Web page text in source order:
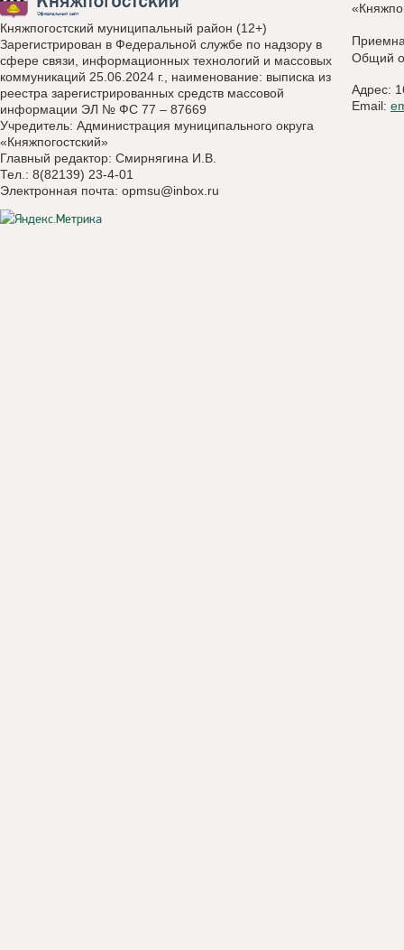
Княжпогостский муниципальный район (12+)
Зарегистрирован в Федеральной службе по надзору в
сфере связи, информационных технологий и массовых
коммуникаций 25.06.2024 г., наименование: выписка из
реестра зарегистрированных средств массовой
информации ЭЛ № ФС 77 – 87669
Учредитель: Администрация муниципального округа
«Княжпогостский»
Главный редактор: Смирнягина И.В.
Тел.: 8(82139) 23-4-01
Электронная почта: opmsu@inbox.ru
Общий
Адрес:
Email: